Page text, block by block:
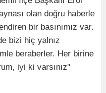
olan doğru haberle
bir basınımız var.
bizi hiç yalnız
beraberler. Her birine
iyi ki varsınız"